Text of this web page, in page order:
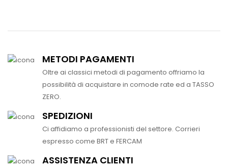
METODI PAGAMENTI
Oltre ai classici metodi di pagamento offriamo la
possibilità di acquistare in comode rate ed a TASSO
ZERO.
SPEDIZIONI
Ci affidiamo a professionisti del settore. Corrieri
espresso come BRT e FERCAM
ASSISTENZA CLIENTI